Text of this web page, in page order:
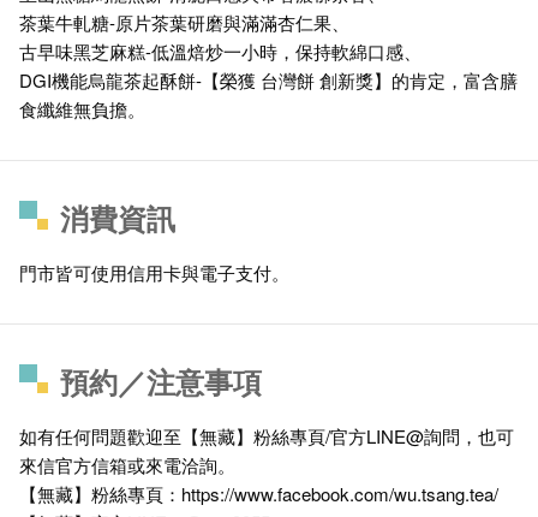
茶葉牛軋糖-原片茶葉研磨與滿滿杏仁果、
古早味黑芝麻糕-低溫焙炒一小時，保持軟綿口感、
DGI機能烏龍茶起酥餅-【榮獲 台灣餅 創新獎】的肯定，富含膳
食纖維無負擔。
消費資訊
門市皆可使用信用卡與電子支付。
預約／注意事項
如有任何問題歡迎至【無藏】粉絲專頁/官方LINE@詢問，也可
來信官方信箱或來電洽詢。
【無藏】粉絲專頁：https://www.facebook.com/wu.tsang.tea/